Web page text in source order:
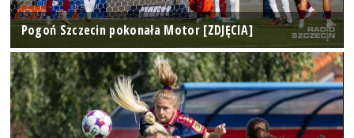
Pogoń Szczecin pokonała Motor [ZDJĘCIA]